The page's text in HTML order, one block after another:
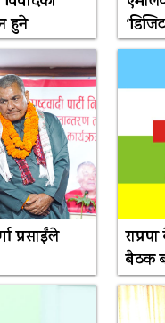
हुने
प्रसाईंले
बैठक